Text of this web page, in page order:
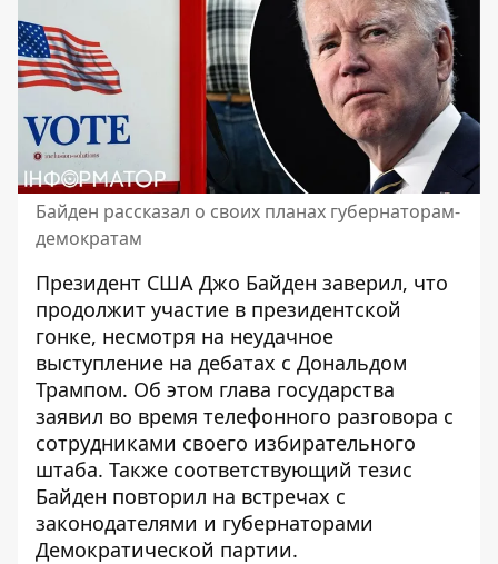
Байден рассказал о своих планах губернаторам-
демократам
Президент США Джо Байден заверил, что
продолжит участие в президентской
гонке, несмотря на неудачное
выступление на дебатах с Дональдом
Трампом. Об этом глава государства
заявил во время телефонного разговора с
сотрудниками своего избирательного
штаба. Также соответствующий тезис
Байден повторил на встречах с
законодателями и губернаторами
Демократической партии.